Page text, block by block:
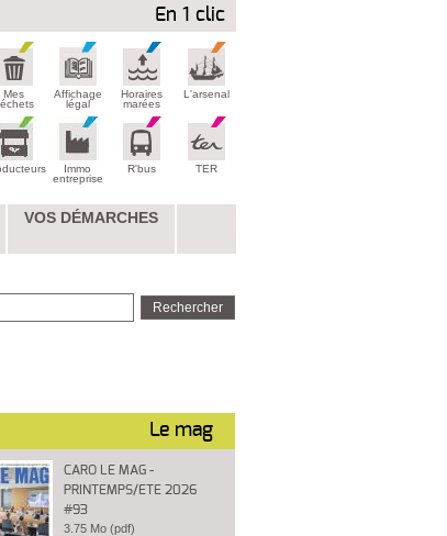
En 1 clic
Mes
Affichage
légal
Horaires
marées
L'arsenal
Immo
entreprise
R'bus TER
VOS DÉMARCHES
Le mag
CARO LE MAG -
PRINTEMPS/ETE 2026
#93
3.75 Mo (pdf)